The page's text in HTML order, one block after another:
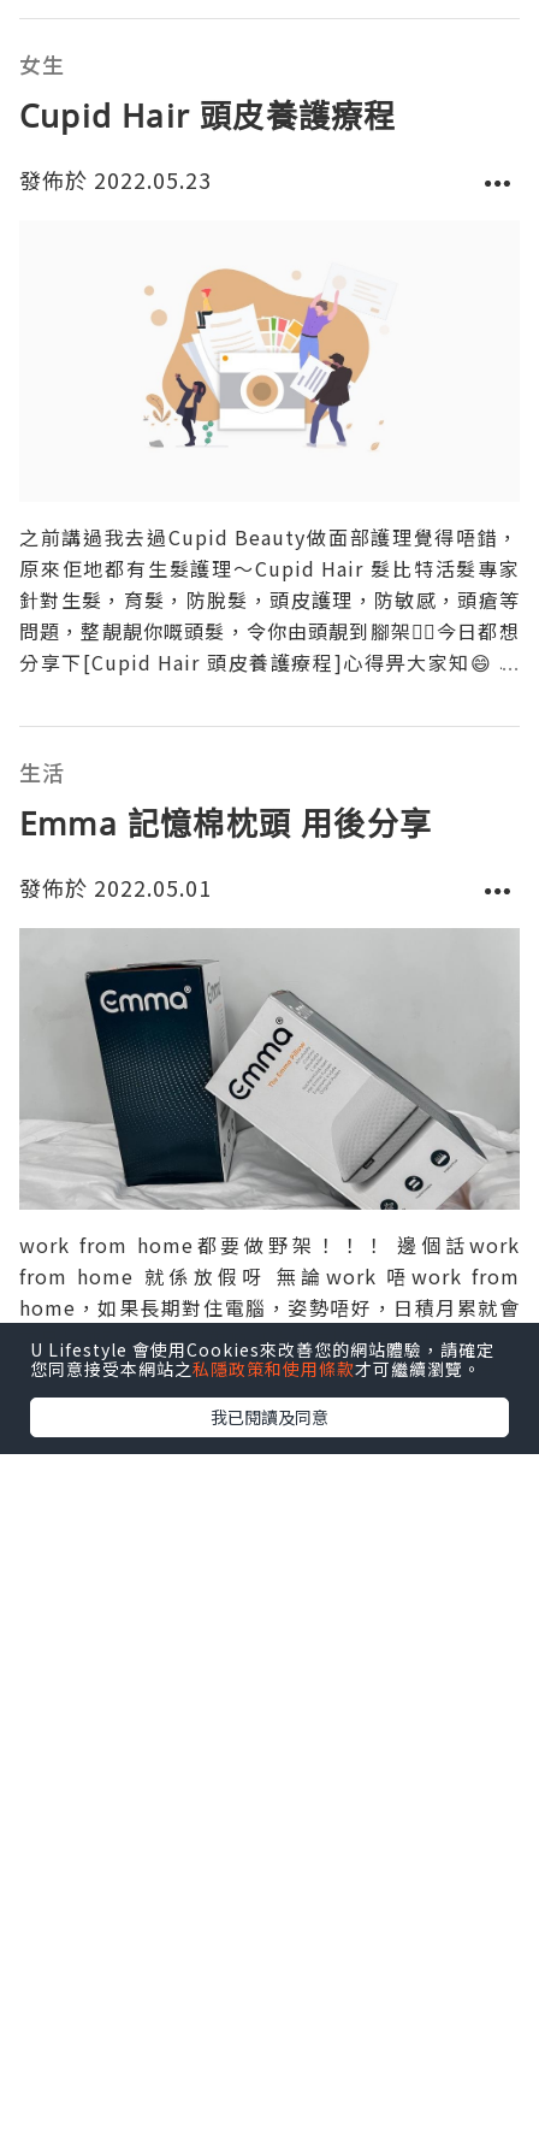
神」，5月31日-6月3日：6月15日-20日晚8點68大額
CO
女生
Cupid Hair 頭皮養護療程
發佈於 2022.05.23
之前講過我去過Cupid Beauty做面部護理覺得唔錯，
原來佢地都有生髮護理～Cupid Hair 髮比特活髮專家
針對生髮，育髮，防脫髮，頭皮護理，防敏感，頭瘡等
問題，整靚靚你嘅頭髮，令你由頭靚到腳架🙆‍♀️今日都想
分享下[Cupid Hair 頭皮養護療程]心得畀大家知😄 以
1255 https://bit.ly/3yHkS
生活
Emma 記憶棉枕頭 用後分享
發佈於 2022.05.01
work from home都要做野架！！！ 邊個話work
from home 就係放假呀 無論work 唔work from
home，如果長期對住電腦，姿勢唔好，日積月累就會
容易肩膊酸痛，再嚴重啲可能仲有機會有五十肩問題。
自己平時返工會盡量提醒自己姿勢正確，做下伸展運
動。但work from home 個人就懶晒，即刻肩膊酸痛搵
上門。唔想五十肩，所以除咗提醒返自己姿勢要正確同
做返伸展運動，
U Lifestyle 會使用Cookies來改善您的網站體驗，請確定
您同意接受本網站之私隱政策和使用條款才可繼續瀏覽。
我已閱讀及同意